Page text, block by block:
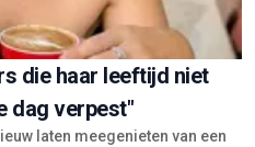
die haar leeftijd niet
dag verpest"
laten meegenieten van een